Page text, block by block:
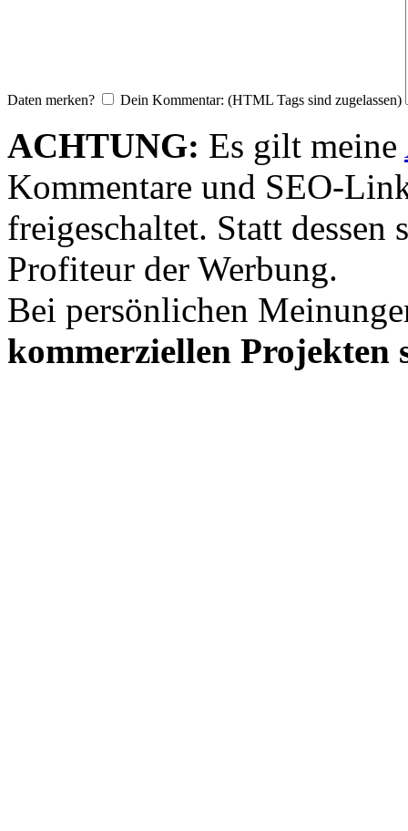
Daten merken? Dein Kommentar: (HTML Tags sind zugelassen)
ACHTUNG: Es gilt meine
Kommentare und SEO-
freigeschaltet. Statt dessen
Profiteur der Werbung.
Bei persönlichen
kommerziellen Projekten